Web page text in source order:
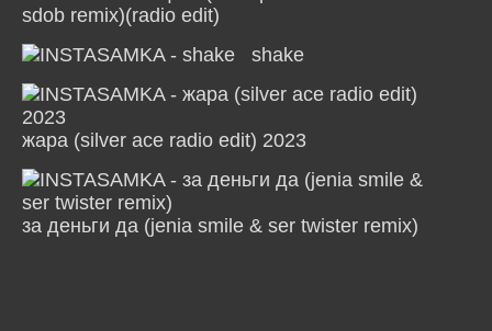
sdob remix)(radio edit)
shake
жара (silver ace radio edit) 2023
за деньги да (jenia smile & ser twister remix)